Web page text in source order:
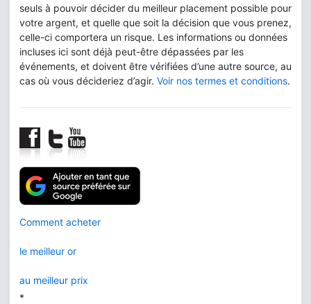
seuls à pouvoir décider du meilleur placement possible pour
votre argent, et quelle que soit la décision que vous prenez,
celle-ci comportera un risque. Les informations ou données
incluses ici sont déjà peut-être dépassées par les
événements, et doivent être vérifiées d’une autre source, au
cas où vous décideriez d’agir. Voir nos termes et conditions.
Comment acheter
le meilleur or
au meilleur prix
*